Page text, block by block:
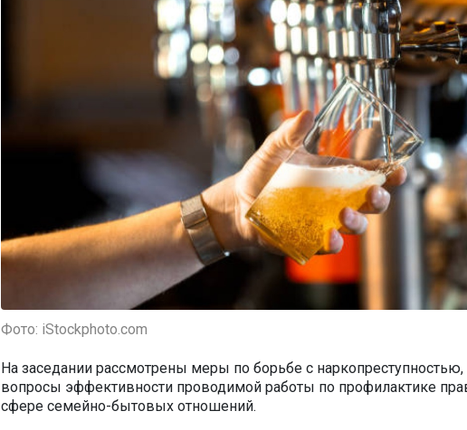
Фото: iStockphoto.com
На заседании рассмотрены меры по борьбе с
вопросы эффективности проводимой работы по профилактике
сфере семейно-бытовых отношений.